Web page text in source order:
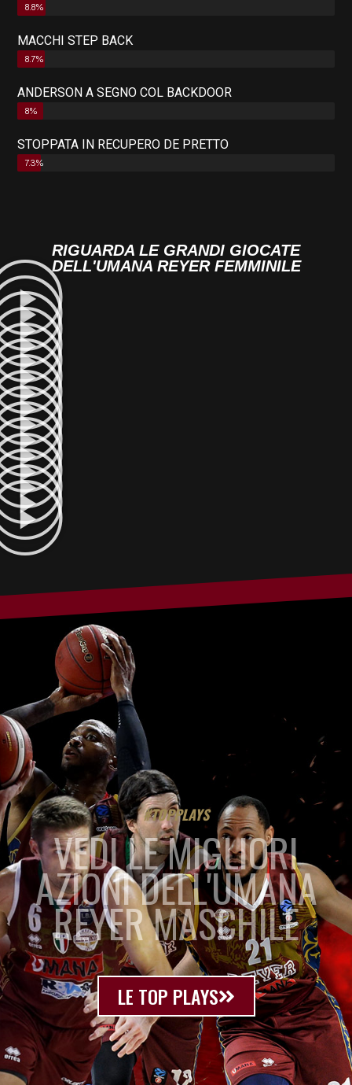
8.8%
MACCHI STEP BACK
8.7%
ANDERSON A SEGNO COL BACKDOOR
8%
STOPPATA IN RECUPERO DE PRETTO
7.3%
RIGUARDA LE GRANDI GIOCATE
DELL'UMANA REYER FEMMINILE
#TOPPLAYS
VEDI LE MIGLIORI
AZIONI DELL'UMANA
REYER MASCHILE
LE TOP PLAYS